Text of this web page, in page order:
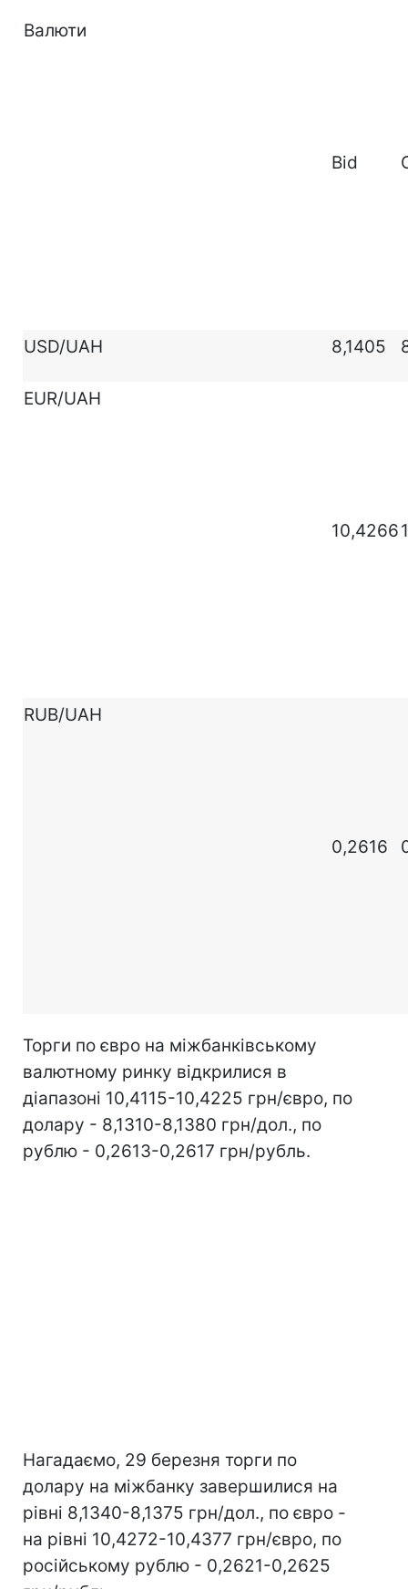
Валюти
Bid
USD/UAH 8,1405
EUR/UAH
10,4266
RUB/UAH
0,2616
Торги по євро на міжбанківському
валютному ринку відкрилися в
діапазоні 10,4115-10,4225 грн/євро, по
долару - 8,1310-8,1380 грн/дол., по
рублю - 0,2613-0,2617 грн/рубль.
Нагадаємо, 29 березня торги по
долару на міжбанку завершилися на
рівні 8,1340-8,1375 грн/дол., по євро -
на рівні 10,4272-10,4377 грн/євро, по
російському рублю - 0,2621-0,2625